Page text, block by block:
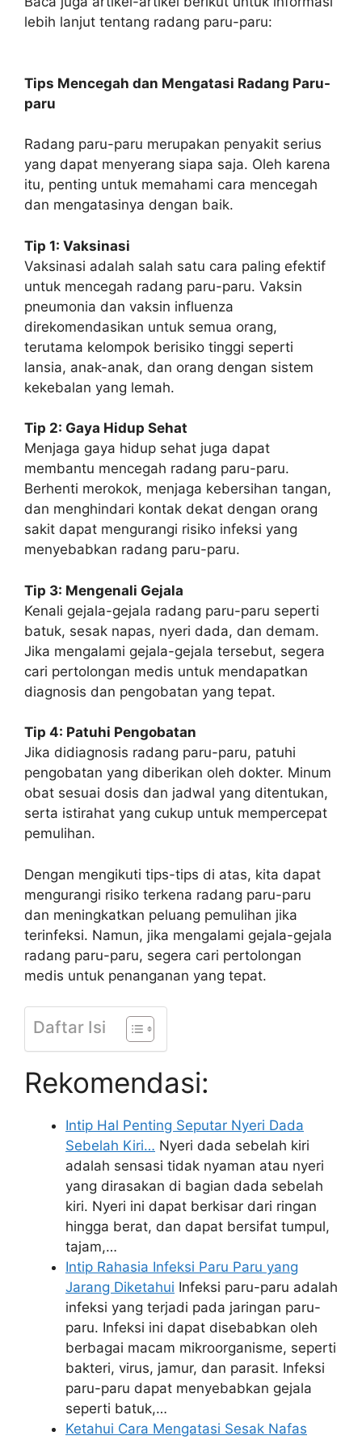
lebih lanjut tentang radang paru-paru:
Tips Mencegah dan Mengatasi Radang Paru-
paru
Radang paru-paru merupakan penyakit serius
yang dapat menyerang siapa saja. Oleh karena
itu, penting untuk memahami cara mencegah
dan mengatasinya dengan baik.
Tip 1: Vaksinasi
Vaksinasi adalah salah satu cara paling efektif
untuk mencegah radang paru-paru. Vaksin
pneumonia dan vaksin influenza
direkomendasikan untuk semua orang,
terutama kelompok berisiko tinggi seperti
lansia, anak-anak, dan orang dengan sistem
kekebalan yang lemah.
Tip 2: Gaya Hidup Sehat
Menjaga gaya hidup sehat juga dapat
membantu mencegah radang paru-paru.
Berhenti merokok, menjaga kebersihan tangan,
dan menghindari kontak dekat dengan orang
sakit dapat mengurangi risiko infeksi yang
menyebabkan radang paru-paru.
Tip 3: Mengenali Gejala
Kenali gejala-gejala radang paru-paru seperti
batuk, sesak napas, nyeri dada, dan demam.
Jika mengalami gejala-gejala tersebut, segera
cari pertolongan medis untuk mendapatkan
diagnosis dan pengobatan yang tepat.
Tip 4: Patuhi Pengobatan
Jika didiagnosis radang paru-paru, patuhi
pengobatan yang diberikan oleh dokter. Minum
obat sesuai dosis dan jadwal yang ditentukan,
serta istirahat yang cukup untuk mempercepat
pemulihan.
Dengan mengikuti tips-tips di atas, kita dapat
mengurangi risiko terkena radang paru-paru
dan meningkatkan peluang pemulihan jika
terinfeksi. Namun, jika mengalami gejala-gejala
radang paru-paru, segera cari pertolongan
medis untuk penanganan yang tepat.
Daftar Isi
Rekomendasi:
Intip Hal Penting Seputar Nyeri Dada
Sebelah Kiri… Nyeri dada sebelah kiri
adalah sensasi tidak nyaman atau nyeri
yang dirasakan di bagian dada sebelah
kiri. Nyeri ini dapat berkisar dari ringan
hingga berat, dan dapat bersifat tumpul,
tajam,…
Intip Rahasia Infeksi Paru Paru yang
Jarang Diketahui Infeksi paru-paru adalah
infeksi yang terjadi pada jaringan paru-
paru. Infeksi ini dapat disebabkan oleh
berbagai macam mikroorganisme, seperti
bakteri, virus, jamur, dan parasit. Infeksi
paru-paru dapat menyebabkan gejala
seperti batuk,…
Ketahui Cara Mengatasi Sesak Nafas